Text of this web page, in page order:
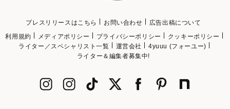
プレスリリースはこちら お問い合わせ
広告出稿について
利用規約
メディアポリシー プライバシーポリシー
クッキーポリシー
ライター／スペシャリスト一覧
運営会社
4yuuu (フォーユー)
ライター＆編集者募集中!